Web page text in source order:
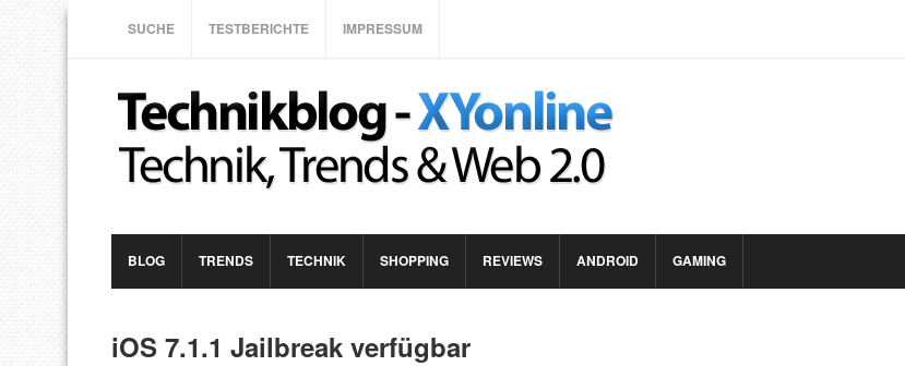
SUCHE TESTBERICHTE IMPRESSUM
BLOG TRENDS TECHNIK SHOPPING REVIEWS ANDROID GAMING
iOS 7.1.1 Jailbreak verfügbar